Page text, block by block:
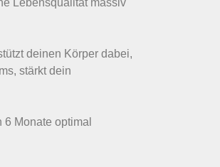
Lebensqualität massiv
deinen Körper dabei,
stärkt dein
Monate optimal